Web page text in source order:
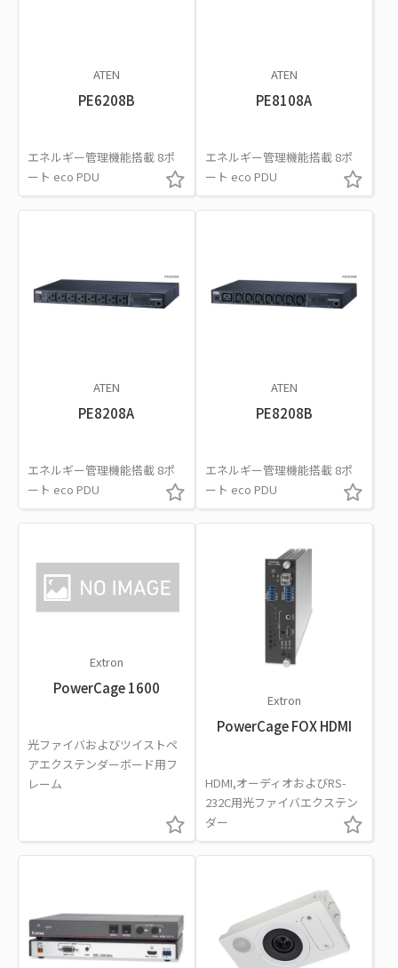
ATEN
PE6208B
エネルギー管理機能搭載 8ポ
ート eco PDU
ATEN
PE8108A
エネルギー管理機能搭載 8ポ
ート eco PDU
ATEN
PE8208A
エネルギー管理機能搭載 8ポ
ート eco PDU
ATEN
PE8208B
エネルギー管理機能搭載 8ポ
ート eco PDU
Extron
PowerCage 1600
光ファイバおよびツイストペ
アエクステンダーボード用フ
レーム
Extron
PowerCage FOX HDMI
HDMI,オーディオおよびRS-
232C用光ファイバエクステン
ダー